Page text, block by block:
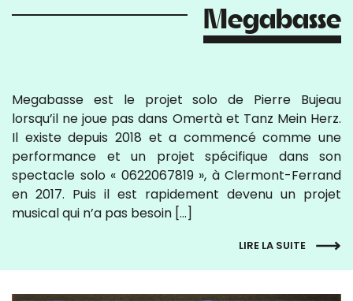
Megabasse
Megabasse est le projet solo de Pierre Bujeau
lorsqu’il ne joue pas dans Omertà et Tanz Mein Herz.
Il existe depuis 2018 et a commencé comme une
performance et un projet spécifique dans son
spectacle solo « 0622067819 », à Clermont-Ferrand
en 2017. Puis il est rapidement devenu un projet
musical qui n’a pas besoin […]
LIRE LA SUITE